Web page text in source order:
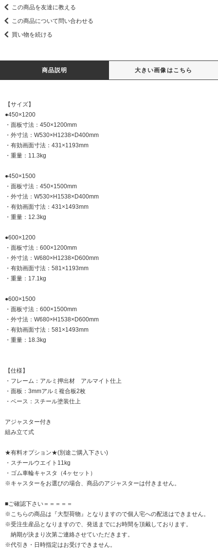
この商品を友達に教える
この商品について問い合わせる
買い物を続ける
商品説明 大きい画像はこちら
【サイズ】
●450×1200
・面板寸法：450×1200mm
・外寸法：W530×H1238×D400mm
・有効画面寸法：431×1193mm
・重量：11.3kg
●450×1500
・面板寸法：450×1500mm
・外寸法：W530×H1538×D400mm
・有効画面寸法：431×1493mm
・重量：12.3kg
●600×1200
・面板寸法：600×1200mm
・外寸法：W680×H1238×D600mm
・有効画面寸法：581×1193mm
・重量：17.1kg
●600×1500
・面板寸法：600×1500mm
・外寸法：W680×H1538×D600mm
・有効画面寸法：581×1493mm
・重量：18.3kg
【仕様】
・フレーム：アルミ押出材 アルマイト仕上
・面板：3mmアルミ複合板2枚
・ベース：スチール塗装仕上
アジャスター付き
組み立て式
★有料オプション★(別途ご購入下さい)
・スチールウエイト11kg
・ゴム車輪キャスタ（4ヶセット）
※キャスターをお選びの場合、商品のアジャスターは付きません。
■ご確認下さい＝＝＝＝＝
※こちらの商品は『大型荷物』となりますので個人宅への配送はできません。
※受注生産品となりますので、発送までにお時間を頂戴しております。
納期が決まり次第ご連絡させていただきます。
※代引き・日時指定はお受けできません。